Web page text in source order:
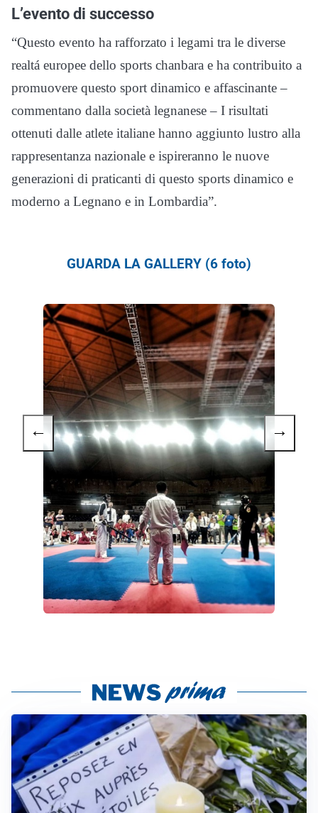
L’evento di successo
“Questo evento ha rafforzato i legami tra le diverse
realtá europee dello sports chanbara e ha contribuito a
promuovere questo sport dinamico e affascinante –
commentano dalla società legnanese – I risultati
ottenuti dalle atlete italiane hanno aggiunto lustro alla
rappresentanza nazionale e ispireranno le nuove
generazioni di praticanti di questo sports dinamico e
moderno a Legnano e in Lombardia”.
GUARDA LA GALLERY (6 foto)
← →